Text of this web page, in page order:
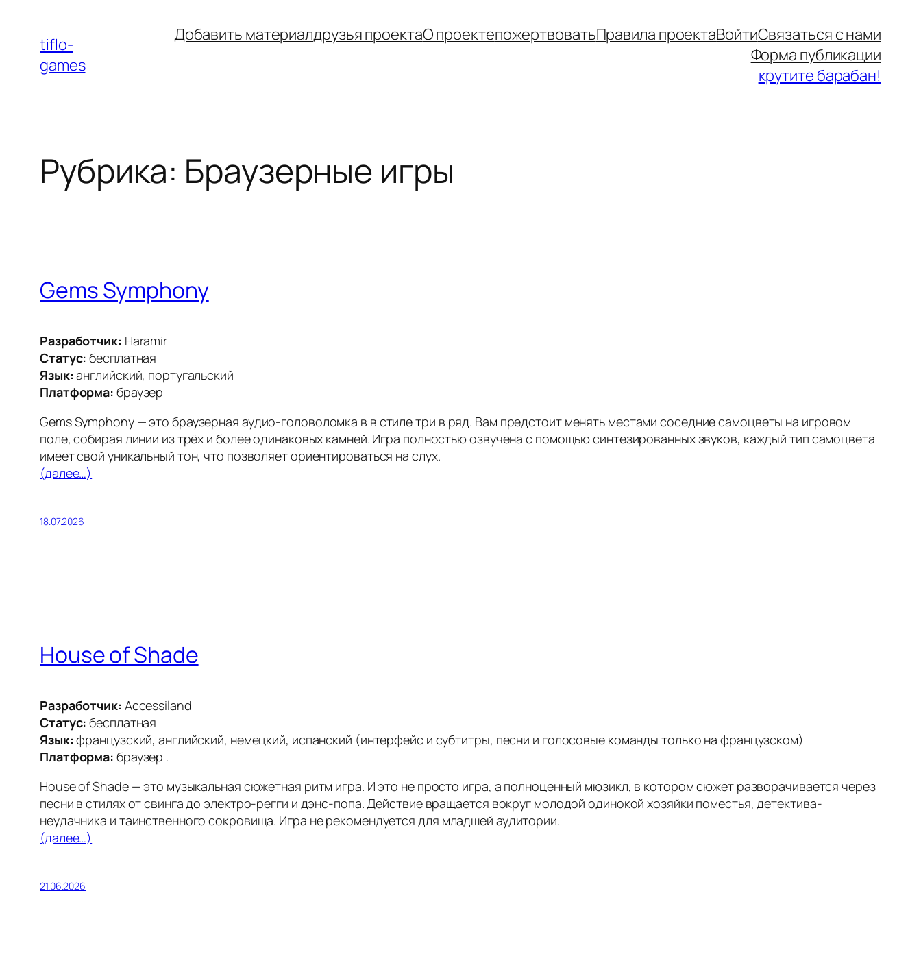
содержимому
tiflo-
games
Добавить материалдрузья проектаО проектепожертвоватьПравила проектаВойтиСвязаться с нами
Форма публикации
крутите барабан!
Рубрика: Браузерные игры
Gems Symphony
Разработчик: Haramir
Статус: бесплатная
Язык:английский, португальский
Платформа: браузер
Gems Symphony — это браузерная аудио-головоломка в в стиле три в ряд. Вам предстоит менять местами соседние самоцветы на игровом
поле, собирая линии из трёх и более одинаковых камней. Игра полностью озвучена с помощью синтезированных звуков, каждый тип самоцвета
имеет свой уникальный тон, что позволяет ориентироваться на слух.
(далее…)
18.07.2026
House of Shade
Разработчик: Accessiland
Статус: бесплатная
Язык:французский, английский, немецкий, испанский (интерфейс и субтитры, песни и голосовые команды только на французском)
Платформа: браузер .
House of Shade — это музыкальная сюжетная ритм игра. И это не просто игра, а полноценный мюзикл, в котором сюжет разворачивается через
песни в стилях от свинга до электро-регги и дэнс-попа. Действие вращается вокруг молодой одинокой хозяйки поместья, детектива-
неудачника и таинственного сокровища. Игра не рекомендуется для младшей аудитории.
(далее…)
21.06.2026